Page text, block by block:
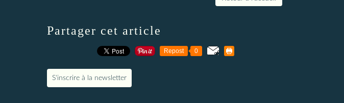
Partager cet article
Repost 0
S'inscrire à la newsletter